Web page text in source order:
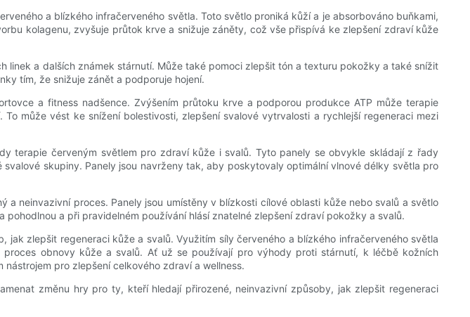
a blízkého infračerveného světla. Toto světlo proniká kůží a je absorbováno buňkami,
kolagenu, zvyšuje průtok krve a snižuje záněty, což vše přispívá ke zlepšení zdraví kůže
a dalších známek stárnutí. Může také pomoci zlepšit tón a texturu pokožky a také snížit
tím, že snižuje zánět a podporuje hojení.
a fitness nadšence. Zvýšením průtoku krve a podporou produkce ATP může terapie
může vést ke snížení bolestivosti, zlepšení svalové vytrvalosti a rychlejší regeneraci mezi
terapie červeným světlem pro zdraví kůže i svalů. Tyto panely se obvykle skládají z řady
skupiny. Panely jsou navrženy tak, aby poskytovaly optimální vlnové délky světla pro
neinvazivní proces. Panely jsou umístěny v blízkosti cílové oblasti kůže nebo svalů a světlo
a při pravidelném používání hlásí znatelné zlepšení zdraví pokožky a svalů.
zlepšit regeneraci kůže a svalů. Využitím síly červeného a blízkého infračerveného světla
obnovy kůže a svalů. Ať už se používají pro výhody proti stárnutí, k léčbě kožních
pro zlepšení celkového zdraví a wellness.
změnu hry pro ty, kteří hledají přirozené, neinvazivní způsoby, jak zlepšit regeneraci